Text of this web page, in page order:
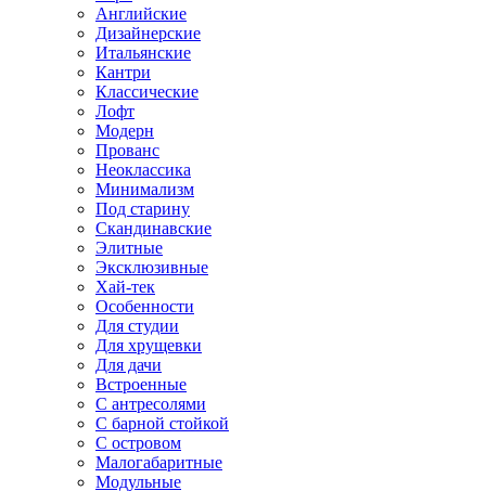
Английские
Дизайнерские
Итальянские
Кантри
Классические
Лофт
Модерн
Прованс
Неоклассика
Минимализм
Под старину
Скандинавские
Элитные
Эксклюзивные
Хай-тек
Особенности
Для студии
Для хрущевки
Для дачи
Встроенные
С антресолями
С барной стойкой
С островом
Малогабаритные
Модульные